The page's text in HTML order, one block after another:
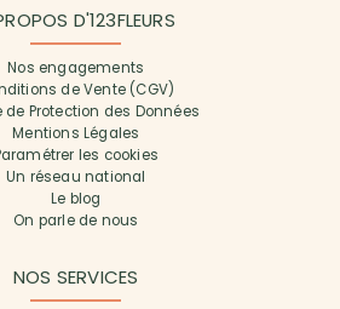
D'123FLEURS
Nos engagements
de Vente (CGV)
de Protection des Données
Mentions Légales
les cookies
Un réseau national
Le blog
On parle de nous
NOS SERVICES